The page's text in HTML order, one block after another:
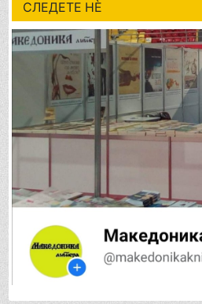
СЛЕДЕТЕ НÈ